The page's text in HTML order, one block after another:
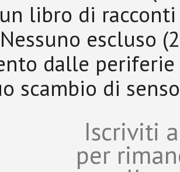
libro di
escluso
dalle
scambio di
Iscriviti
per